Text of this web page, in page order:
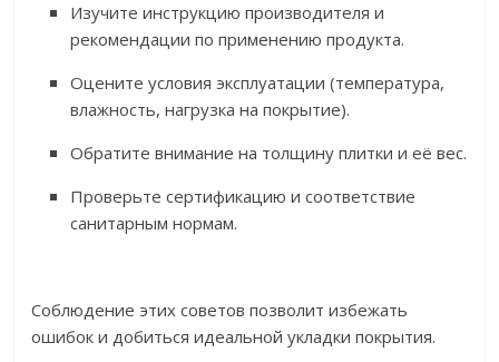
Изучите инструкцию производителя и
рекомендации по применению продукта.
Оцените условия эксплуатации (температура,
влажность, нагрузка на покрытие).
Обратите внимание на толщину плитки и её вес.
Проверьте сертификацию и соответствие
санитарным нормам.
Соблюдение этих советов позволит избежать
ошибок и добиться идеальной укладки покрытия.